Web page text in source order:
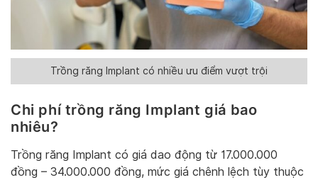
Trồng răng Implant có nhiều ưu điểm vượt trội
Chi phí trồng răng Implant giá bao
nhiêu?
Trồng răng Implant có giá dao động từ 17.000.000
đồng – 34.000.000 đồng, mức giá chênh lệch tùy thuộc